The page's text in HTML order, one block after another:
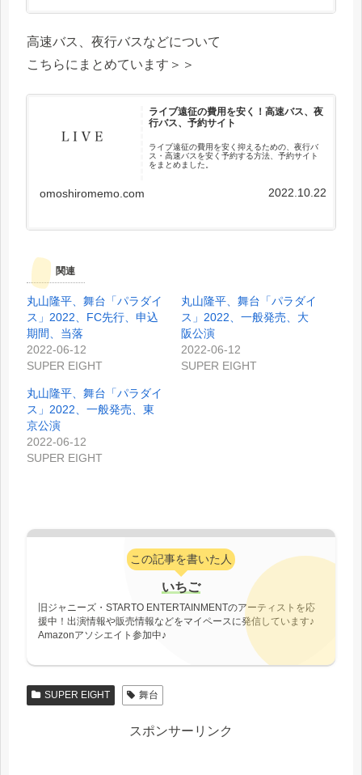
高速バス、夜行バスなどについて
こちらにまとめています＞＞
ライブ遠征の費用を安く！高速バス、夜
行バス、予約サイト
ライブ遠征の費用を安く抑えるための、夜行バ
ス・高速バスを安く予約する方法、予約サイト
をまとめました。
omoshiromemo.com 2022.10.22
関連
丸山隆平、舞台「パラダイ
ス」2022、FC先行、申込
期間、当落
2022-06-12
SUPER EIGHT
丸山隆平、舞台「パラダイ
ス」2022、一般発売、大
阪公演
2022-06-12
SUPER EIGHT
丸山隆平、舞台「パラダイ
ス」2022、一般発売、東
京公演
2022-06-12
SUPER EIGHT
この記事を書いた人
いちご
旧ジャニーズ・STARTO ENTERTAINMENTのアーティストを応
援中！出演情報や販売情報などをマイペースに発信しています♪
Amazonアソシエイト参加中♪
SUPER EIGHT 舞台
スポンサーリンク